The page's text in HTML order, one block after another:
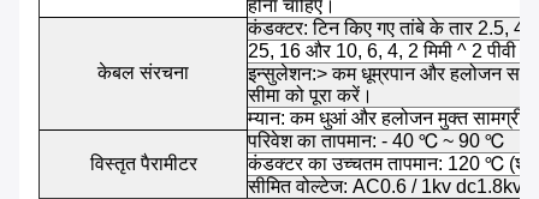
होना चाहिए।
केबल संरचना
कंडक्टर: टिन किए गए तांबे के तार 2.5, 4,
25, 16 और 10, 6, 4, 2 मिमी ^ 2 पीवी
इन्सुलेशन:> कम धूम्रपान और हलोजन
सीमा को पूरा करें।
म्यान: कम धुआं और हलोजन मुक्त सामग्री
विस्तृत पैरामीटर
परिवेश का तापमान: - 40 ℃ ~ 90 ℃
कंडक्टर का उच्चतम तापमान: 120 ℃
सीमित वोल्टेज: AC0.6 / 1kv dc1.8kv।